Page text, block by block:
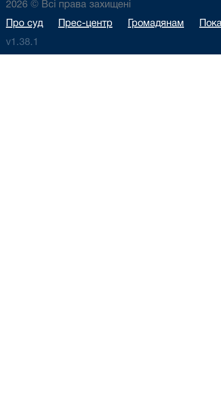
2026 © Всі права захищені
Про суд Прес-центр Громадянам
v1.38.1